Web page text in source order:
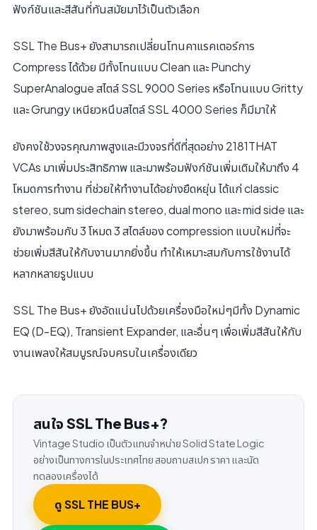
ฟังก์ชันและสีสันที่ทันสมัยมาไว้เป็นตัวเลือก
SSL The Bus+ ยังสามารถเปลี่ยนโทนคาแรคเตอร์การ
Compress ได้ด้วย มีทั้งโทนแบบ Clean และ Punchy
SuperAnalogue สไตล์ SSL 9000 Series หรือโทนแบบ Gritty
และ Grungy เหนียวหนึบสไตล์ SSL 4000 Series ก็มีมาให้
ยังคงใช้วงจรคุณภาพสูงและมีวงจรที่ดีที่สุดอย่าง 2181THAT
VCAs มาเพิ่มประสิทธิภาพ และมาพร้อมฟังก์ชันเพิ่มเติมให้มาถึง 4
โหมดการทำงาน ที่ช่วยให้ทำงานได้อย่างยืดหยุ่น ได้แก่ classic
stereo, sum sidechain stereo, dual mono และ mid side และ
ยังมาพร้อมกับ 3 โหมด 3 สไตล์ของ compression แบบใหม่ที่จะ
ช่วยเพิ่มสีสันให้กับงานมากยิ่งขึ้น ทำให้เหมาะสมกับการใช้งานได้
หลากหลายรูปแบบ
SSL The Bus+ ยังอัดแน่นไปด้วยเครื่องมือใหม่ๆมีทั้ง Dynamic
EQ (D-EQ), Transient Expander, และอื่นๆ เพื่อเพิ่มสีสันให้กับ
งานเพลงให้สมบูรณ์จบครบในเครื่องเดียว
สนใจ SSL The Bus+?
Vintage Studio เป็นตัวแทนจำหน่าย Solid State Logic
อย่างเป็นทางการในประเทศไทย สอบถามสเปก ราคา และนัด
ทดลองเครื่องได้
ดู SSL THE BUS+